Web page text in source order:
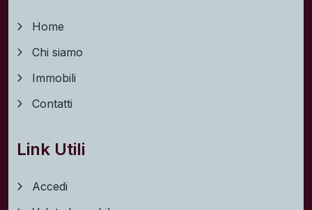
Home
Chi siamo
Immobili
Contatti
Link Utili
Accedi